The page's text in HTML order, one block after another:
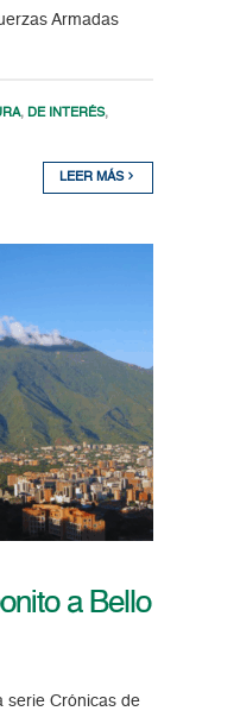
Armadas
, DE INTERÉS,
LEER MÁS
a Bello
serie Crónicas de